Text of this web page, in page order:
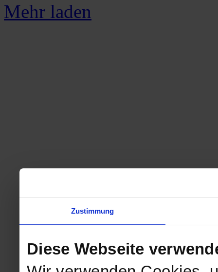
Zustimmung
Diese Webseite
Mehr laden